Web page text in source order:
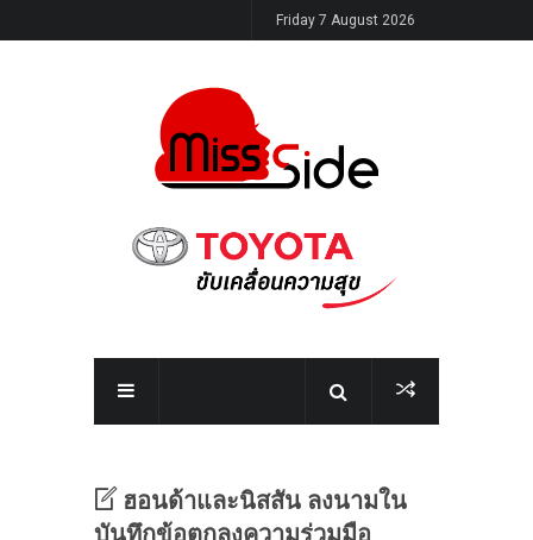
Friday 7 August 2026
ฮอนด้าและนิสสัน ลงนามใน